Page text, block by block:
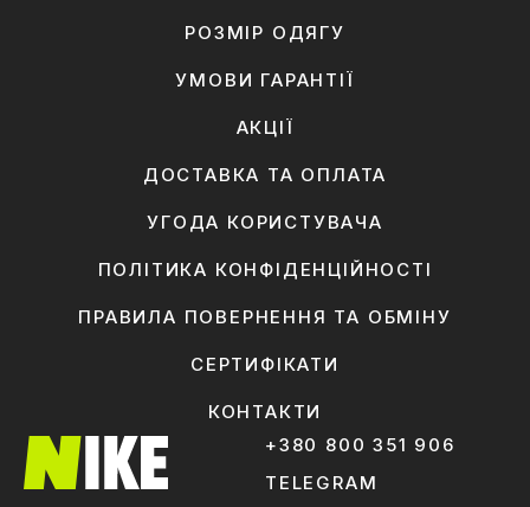
РОЗМІР ОДЯГУ
УМОВИ ГАРАНТІЇ
АКЦІЇ
ДОСТАВКА ТА ОПЛАТА
УГОДА КОРИСТУВАЧА
ПОЛІТИКА КОНФІДЕНЦІЙНОСТІ
ПРАВИЛА ПОВЕРНЕННЯ ТА ОБМІНУ
СЕРТИФІКАТИ
КОНТАКТИ
+380 800 351 906
TELEGRAM